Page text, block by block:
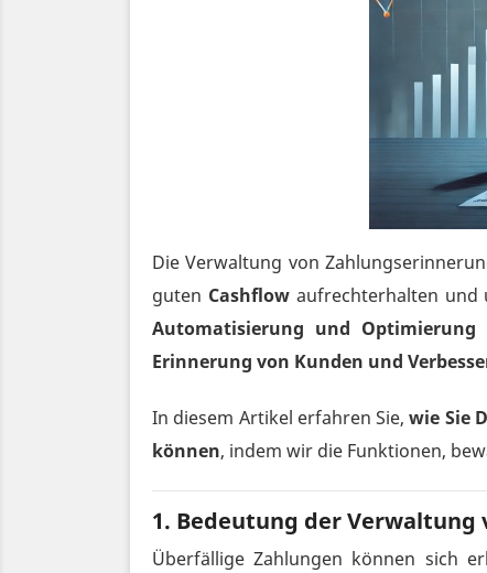
Die Verwaltung von
guten Cashflowaufrechterhalten und
Automatisierung und Optimierung
Erinnerung von Kunden und
In diesem Artikel erfahren Sie,wie Sie
können, indem wir die Funktionen,
1. Bedeutung der
Überfällige Zahlungen können sich